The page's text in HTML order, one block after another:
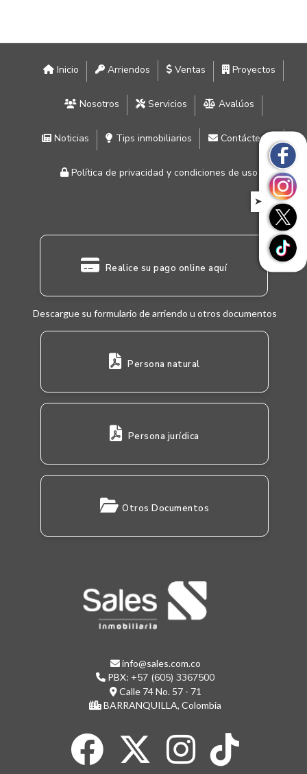
Inicio Arriendos Ventas Proyectos
Nosotros Servicios Avalúos
Noticias Tips inmobiliarios Contáctenos
Política de privacidad y condiciones de uso
Realice su pago online aquí
Descargue su formulario de arriendo u otros documentos
Persona natural
Persona jurídica
Otros Documentos
info@sales.com.co
PBX: +57 (605) 3367500
Calle 74 No. 57 - 71
BARRANQUILLA, Colombia
➤